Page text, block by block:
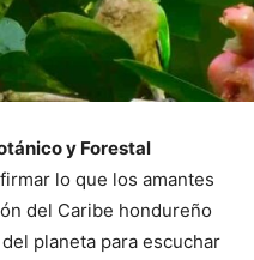
y Forestal
lo que los amantes
del Caribe hondureño
planeta para escuchar